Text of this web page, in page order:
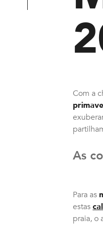
Com a
As
Para as
estas
praia, o